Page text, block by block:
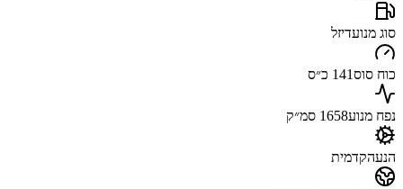
סוג מנועדיזל
כוח סוס141 כ״ס
נפח מנוע1658 סמ״ק
הנעהקדמית